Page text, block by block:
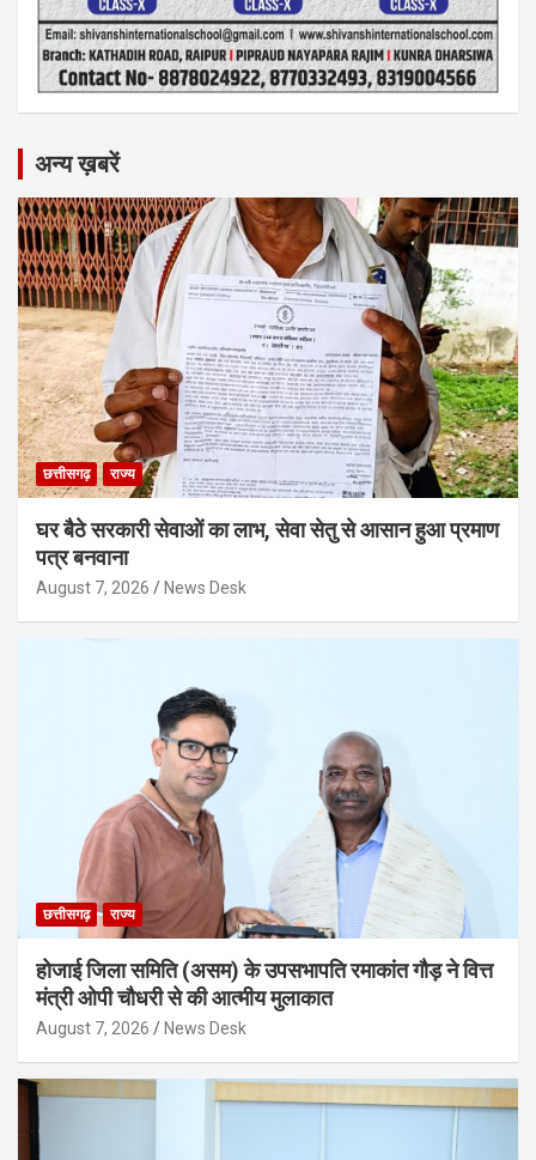
अन्य ख़बरें
छत्तीसगढ़ राज्य
घर बैठे सरकारी सेवाओं का लाभ, सेवा सेतु से आसान हुआ प्रमाण
पत्र बनवाना
August 7, 2026 News Desk
छत्तीसगढ़ राज्य
होजाई जिला समिति (असम) के उपसभापति रमाकांत गौड़ ने वित्त
मंत्री ओपी चौधरी से की आत्मीय मुलाकात
August 7, 2026 News Desk